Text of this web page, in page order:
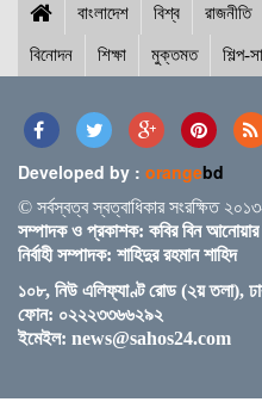
আইসিসি জুন মাসের
স্পিকারের সাথে
স্পিকারের বৈঠক
ছাত্র-ছাত্রীদের
হোসেন রিমির
বাংলাদেশ বিশ্ব রাজনীতি
বিনোদন শিক্ষা মুক্তমত শিল্প-
Developed by : orangebd
© সর্বস্বত্ব স্বত্বাধিকার সংরক্ষিত
সম্পাদক ও প্রকাশক: কবির বিন আনোয়ার
নির্বাহী সম্পাদক: শাহিদুর রহমান শাহিদ
১০৮, নিউ এলিফ্যাণ্ট রোড (২য় তলা),
ফোন: ০২২২৩৩৬৬২৯২
ইমেইল: news@sahos24.com